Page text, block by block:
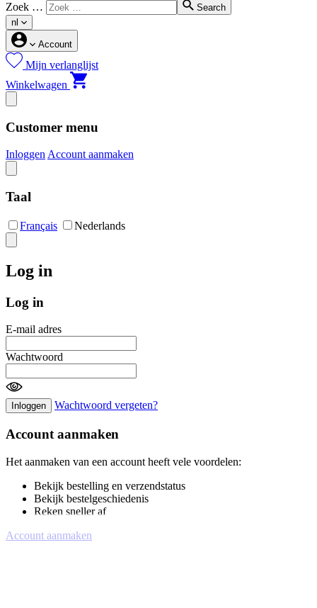
Zoek …
Search
nl
Account
Mijn verlanglijst
Winkelwagen
Customer menu
InloggenAccount aanmaken
Taal
Français Nederlands
Log in
Log in
E-mail adres
Wachtwoord
Inloggen Wachtwoord vergeten?
Account aanmaken
Het aanmaken van een account heeft vele voordelen:
Bekijk bestelling en verzendstatus
Bekijk bestelgeschiedenis
Reken sneller af
Account aanmaken